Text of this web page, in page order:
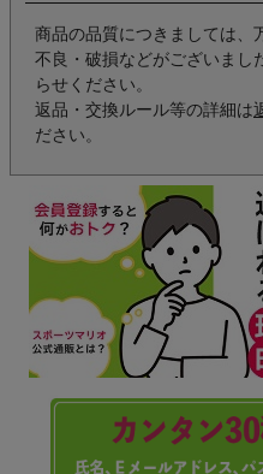
商品の品質につきましては、
不良・破損などがございまし
らせください。
返品・交換ルール等の詳細は
ださい。